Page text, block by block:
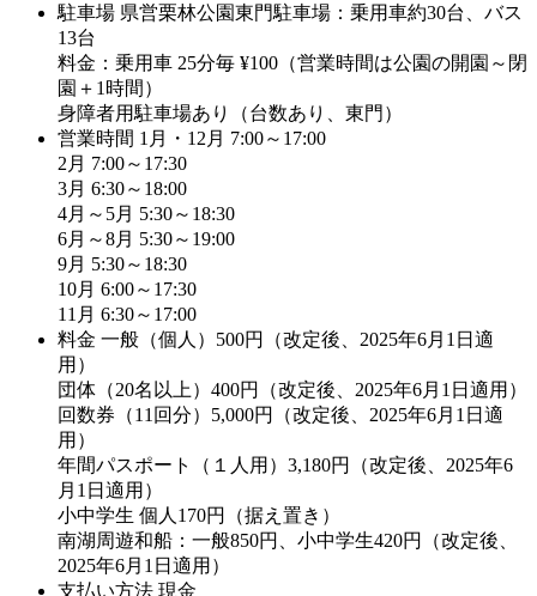
駐車場 県営栗林公園東門駐車場：乗用車約30台、バス
13台
料金：乗用車 25分毎 ¥100（営業時間は公園の開園～閉
園＋1時間）
身障者用駐車場あり（台数あり、東門）
営業時間 1月・12月 7:00～17:00
2月 7:00～17:30
3月 6:30～18:00
4月～5月 5:30～18:30
6月～8月 5:30～19:00
9月 5:30～18:30
10月 6:00～17:30
11月 6:30～17:00
料金 一般（個人）500円（改定後、2025年6月1日適
用）
団体（20名以上）400円（改定後、2025年6月1日適用）
回数券（11回分）5,000円（改定後、2025年6月1日適
用）
年間パスポート（１人用）3,180円（改定後、2025年6
月1日適用）
小中学生 個人170円（据え置き）
南湖周遊和船：一般850円、小中学生420円（改定後、
2025年6月1日適用）
支払い方法 現金